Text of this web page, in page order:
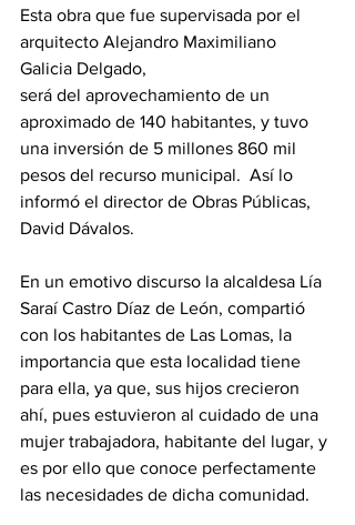
Esta obra que fue supervisada por el
arquitecto Alejandro Maximiliano
Galicia Delgado,
será del aprovechamiento de un
aproximado de 140 habitantes, y tuvo
una inversión de 5 millones 860 mil
pesos del recurso municipal.  Así lo
informó el director de Obras Públicas,
David Dávalos.
En un emotivo discurso la alcaldesa Lía
Saraí Castro Díaz de León, compartió
con los habitantes de Las Lomas, la
importancia que esta localidad tiene
para ella, ya que, sus hijos crecieron
ahí, pues estuvieron al cuidado de una
mujer trabajadora, habitante del lugar, y
es por ello que conoce perfectamente
las necesidades de dicha comunidad.